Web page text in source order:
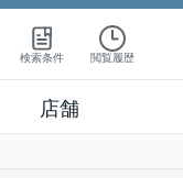
検索条件 閲覧履歴
店舗